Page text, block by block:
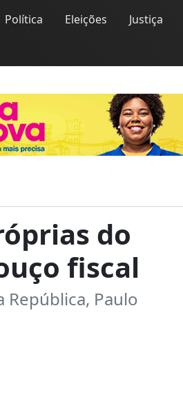
Política Eleições Justiça
do
fiscal
Paulo